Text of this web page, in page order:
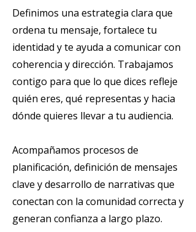
Definimos una estrategia clara que
ordena tu mensaje, fortalece tu
identidad y te ayuda a comunicar con
coherencia y dirección. Trabajamos
contigo para que lo que dices refleje
quién eres, qué representas y hacia
dónde quieres llevar a tu audiencia.
Acompañamos procesos de
planificación, definición de mensajes
clave y desarrollo de narrativas que
conectan con la comunidad correcta y
generan confianza a largo plazo.